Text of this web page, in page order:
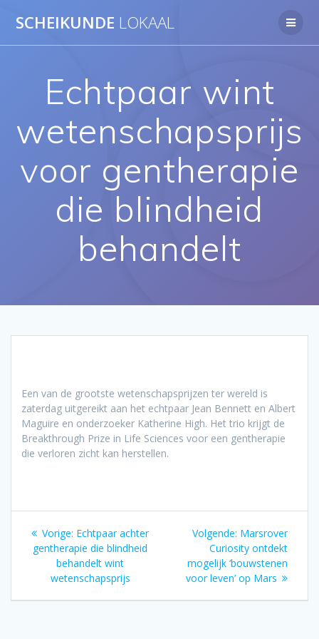
naar
SCHEIKUNDE LOKAAL
Echtpaar wint
wetenschapsprijs
voor gentherapie
die blindheid
behandelt
Een van de grootste wetenschapsprijzen ter wereld is
zaterdag uitgereikt aan het echtpaar Jean Bennett en Albert
Maguire en onderzoeker Katherine High. Het trio krijgt de
Breakthrough Prize in Life Sciences voor een gentherapie
die verloren zicht kan herstellen.
Bericht
navigatie
Vorige: Vorig
bericht:
Echtpaar achter
gentherapie die blindheid
behandelt wint
wetenschapsprijs
Volgende: Volgend
bericht:
Marsrover
Curiosity ontdekt
mogelijk ‘bouwstenen
voor leven’ op Mars